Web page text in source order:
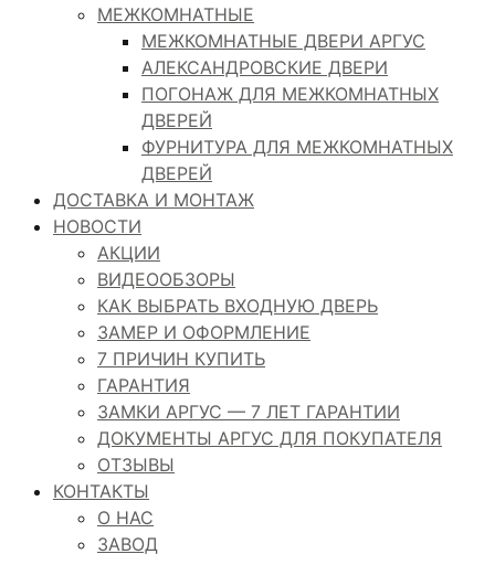
МЕЖКОМНАТНЫЕ
МЕЖКОМНАТНЫЕ ДВЕРИ АРГУС
АЛЕКСАНДРОВСКИЕ ДВЕРИ
ПОГОНАЖ ДЛЯ МЕЖКОМНАТНЫХ
ДВЕРЕЙ
ФУРНИТУРА ДЛЯ МЕЖКОМНАТНЫХ
ДВЕРЕЙ
ДОСТАВКА И МОНТАЖ
НОВОСТИ
АКЦИИ
ВИДЕООБЗОРЫ
КАК ВЫБРАТЬ ВХОДНУЮ ДВЕРЬ
ЗАМЕР И ОФОРМЛЕНИЕ
7 ПРИЧИН КУПИТЬ
ГАРАНТИЯ
ЗАМКИ АРГУС — 7 ЛЕТ ГАРАНТИИ
ДОКУМЕНТЫ АРГУС ДЛЯ ПОКУПАТЕЛЯ
ОТЗЫВЫ
КОНТАКТЫ
О НАС
ЗАВОД